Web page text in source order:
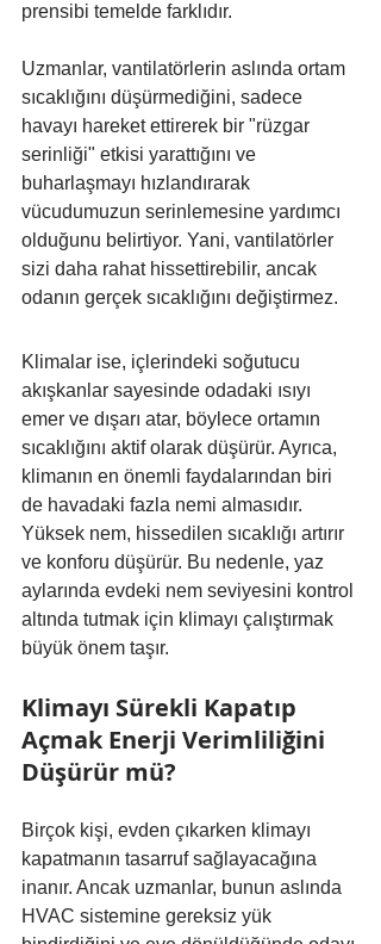
prensibi temelde farklıdır.
Uzmanlar, vantilatörlerin aslında ortam
sıcaklığını düşürmediğini, sadece
havayı hareket ettirerek bir "rüzgar
serinliği" etkisi yarattığını ve
buharlaşmayı hızlandırarak
vücudumuzun serinlemesine yardımcı
olduğunu belirtiyor. Yani, vantilatörler
sizi daha rahat hissettirebilir, ancak
odanın gerçek sıcaklığını değiştirmez.
Klimalar ise, içlerindeki soğutucu
akışkanlar sayesinde odadaki ısıyı
emer ve dışarı atar, böylece ortamın
sıcaklığını aktif olarak düşürür. Ayrıca,
klimanın en önemli faydalarından biri
de havadaki fazla nemi almasıdır.
Yüksek nem, hissedilen sıcaklığı artırır
ve konforu düşürür. Bu nedenle, yaz
aylarında evdeki nem seviyesini kontrol
altında tutmak için klimayı çalıştırmak
büyük önem taşır.
Klimayı Sürekli Kapatıp
Açmak Enerji Verimliliğini
Düşürür mü?
Birçok kişi, evden çıkarken klimayı
kapatmanın tasarruf sağlayacağına
inanır. Ancak uzmanlar, bunun aslında
HVAC sistemine gereksiz yük